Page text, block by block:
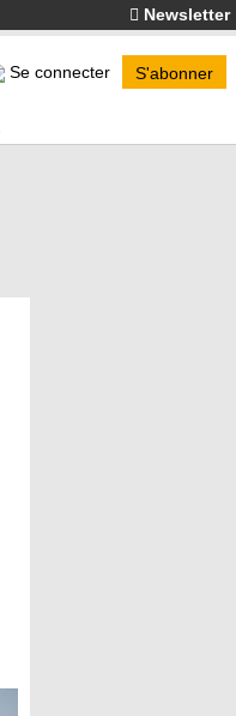
Newsletter
Se connecter S'abonner